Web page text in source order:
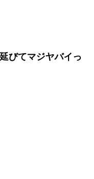
びてマジヤバイっ